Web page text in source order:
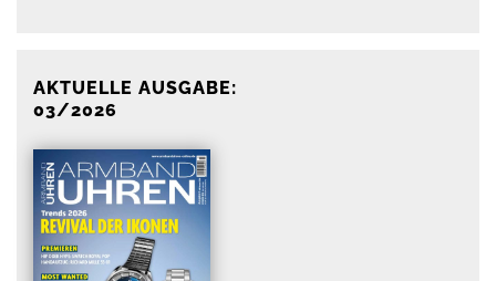
AKTUELLE AUSGABE:
03/2026